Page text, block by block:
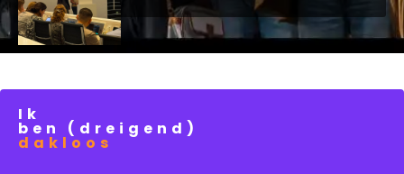
Ik
ben (dreigend)
dakloos